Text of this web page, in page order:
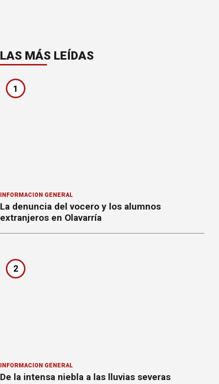
LAS MÁS LEÍDAS
1
INFORMACION GENERAL
La denuncia del vocero y los alumnos
extranjeros en Olavarría
2
INFORMACION GENERAL
De la intensa niebla a las lluvias severas